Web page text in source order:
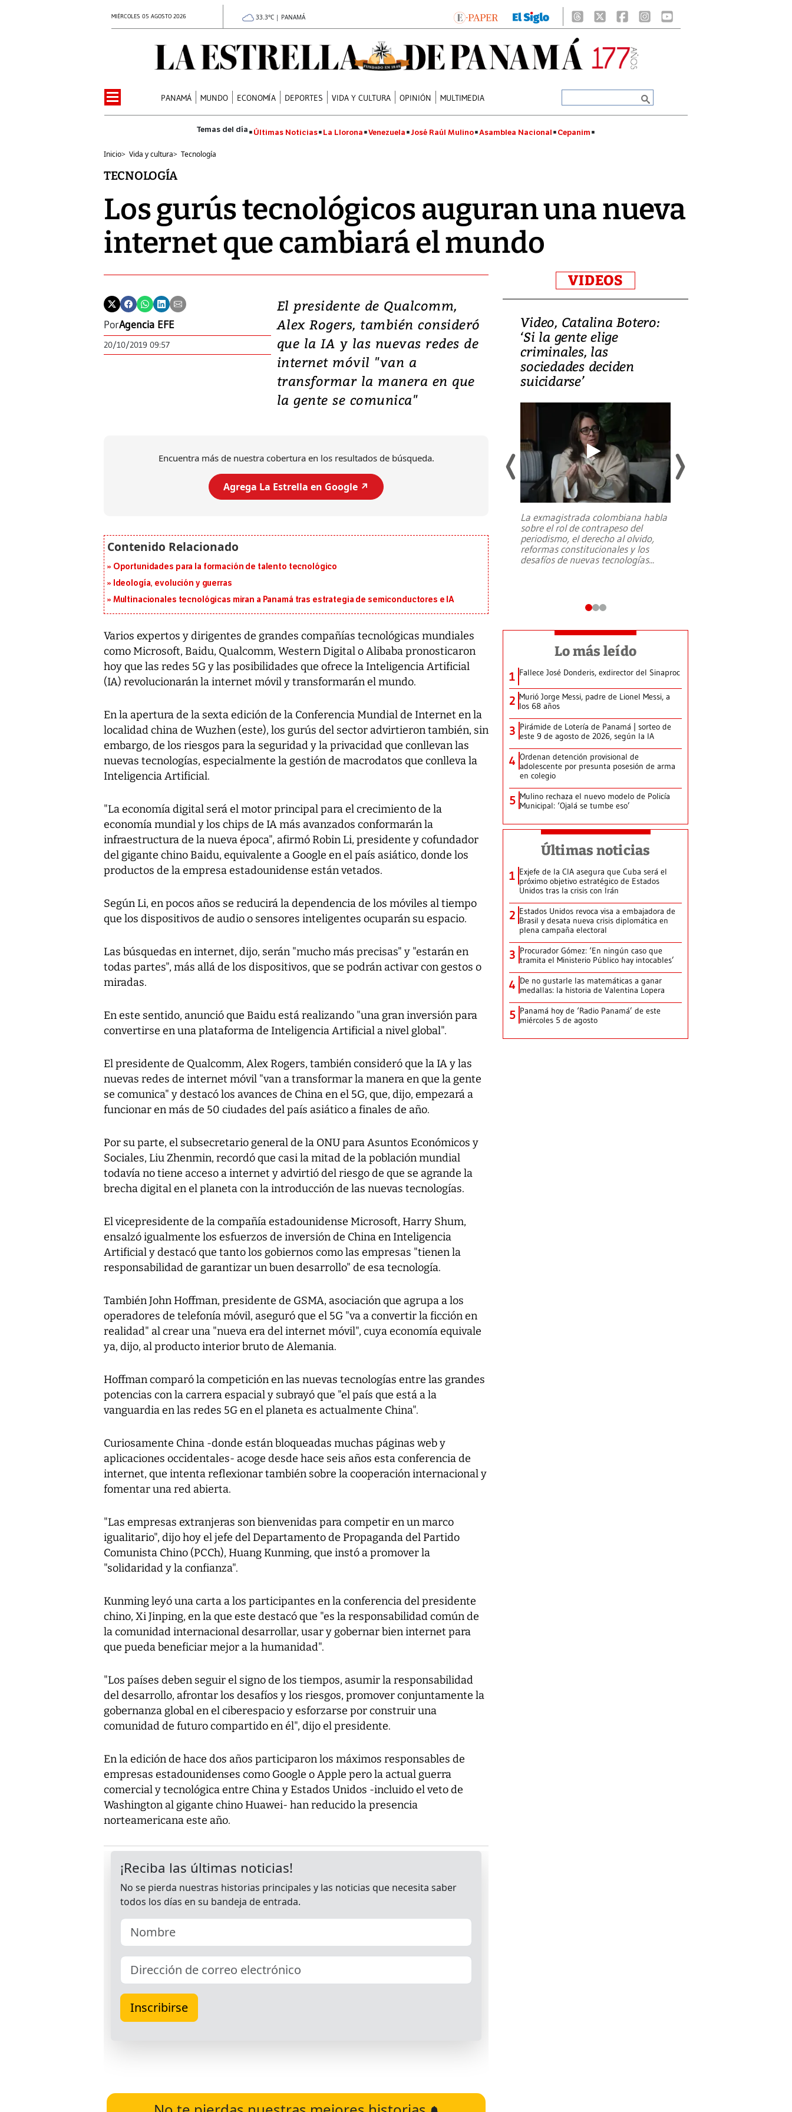
MIÉRCOLES 05 AGOSTO 2026 33.3°C | PANAMÁ
PANAMÁ MUNDO ECONOMÍA DEPORTES VIDA Y CULTURA OPINIÓN MULTIMEDIA
Últimas Noticias La Llorona Venezuela José Raúl Mulino Asamblea Nacional Cepanim
Inicio> Vida y cultura> Tecnología
TECNOLOGÍA
Los gurús tecnológicos auguran una nueva
internet que cambiará el mundo
PorAgencia EFE
20/10/2019 09:57
El presidente de Qualcomm,
Alex Rogers, también consideró
que la IA y las nuevas redes de
internet móvil "van a
transformar la manera en que
la gente se comunica"
Encuentra más de nuestra cobertura en los resultados de búsqueda.
Agrega La Estrella en Google ↗️
Oportunidades para la formación de talento tecnológico
Ideología, evolución y guerras
Multinacionales tecnológicas miran a Panamá tras estrategia de semiconductores e IA
Varios expertos y dirigentes de grandes compañías tecnológicas mundiales
como Microsoft, Baidu, Qualcomm, Western Digital o Alibaba pronosticaron
hoy que las redes 5G y las posibilidades que ofrece la Inteligencia Artificial
(IA) revolucionarán la internet móvil y transformarán el mundo.
En la apertura de la sexta edición de la Conferencia Mundial de Internet en la
localidad china de Wuzhen (este), los gurús del sector advirtieron también, sin
embargo, de los riesgos para la seguridad y la privacidad que conllevan las
nuevas tecnologías, especialmente la gestión de macrodatos que conlleva la
Inteligencia Artificial.
"La economía digital será el motor principal para el crecimiento de la
economía mundial y los chips de IA más avanzados conformarán la
infraestructura de la nueva época", afirmó Robin Li, presidente y cofundador
del gigante chino Baidu, equivalente a Google en el país asiático, donde los
productos de la empresa estadounidense están vetados.
Según Li, en pocos años se reducirá la dependencia de los móviles al tiempo
que los dispositivos de audio o sensores inteligentes ocuparán su espacio.
Las búsquedas en internet, dijo, serán "mucho más precisas" y "estarán en
todas partes", más allá de los dispositivos, que se podrán activar con gestos o
miradas.
En este sentido, anunció que Baidu está realizando "una gran inversión para
convertirse en una plataforma de Inteligencia Artificial a nivel global".
El presidente de Qualcomm, Alex Rogers, también consideró que la IA y las
nuevas redes de internet móvil "van a transformar la manera en que la gente
se comunica" y destacó los avances de China en el 5G, que, dijo, empezará a
funcionar en más de 50 ciudades del país asiático a finales de año.
Por su parte, el subsecretario general de la ONU para Asuntos Económicos y
Sociales, Liu Zhenmin, recordó que casi la mitad de la población mundial
todavía no tiene acceso a internet y advirtió del riesgo de que se agrande la
brecha digital en el planeta con la introducción de las nuevas tecnologías.
El vicepresidente de la compañía estadounidense Microsoft, Harry Shum,
ensalzó igualmente los esfuerzos de inversión de China en Inteligencia
Artificial y destacó que tanto los gobiernos como las empresas "tienen la
responsabilidad de garantizar un buen desarrollo" de esa tecnología.
También John Hoffman, presidente de GSMA, asociación que agrupa a los
operadores de telefonía móvil, aseguró que el 5G "va a convertir la ficción en
realidad" al crear una "nueva era del internet móvil", cuya economía equivale
ya, dijo, al producto interior bruto de Alemania.
Hoffman comparó la competición en las nuevas tecnologías entre las grandes
potencias con la carrera espacial y subrayó que "el país que está a la
vanguardia en las redes 5G en el planeta es actualmente China".
Curiosamente China -donde están bloqueadas muchas páginas web y
aplicaciones occidentales- acoge desde hace seis años esta conferencia de
internet, que intenta reflexionar también sobre la cooperación internacional y
fomentar una red abierta.
"Las empresas extranjeras son bienvenidas para competir en un marco
igualitario", dijo hoy el jefe del Departamento de Propaganda del Partido
Comunista Chino (PCCh), Huang Kunming, que instó a promover la
"solidaridad y la confianza".
Kunming leyó una carta a los participantes en la conferencia del presidente
chino, Xi Jinping, en la que este destacó que "es la responsabilidad común de
la comunidad internacional desarrollar, usar y gobernar bien internet para
que pueda beneficiar mejor a la humanidad".
"Los países deben seguir el signo de los tiempos, asumir la responsabilidad
del desarrollo, afrontar los desafíos y los riesgos, promover conjuntamente la
gobernanza global en el ciberespacio y esforzarse por construir una
comunidad de futuro compartido en él", dijo el presidente.
En la edición de hace dos años participaron los máximos responsables de
empresas estadounidenses como Google o Apple pero la actual guerra
comercial y tecnológica entre China y Estados Unidos -incluido el veto de
Washington al gigante chino Huawei- han reducido la presencia
norteamericana este año.
VIDEOS
Video, Japón: Terremoto
deja heridos y graves
daños en Kumamoto
Un fuerte terremoto de magnitud
7,1 se registró este martes 28 de
Video, Catalina Botero:
‘Si la gente elige
criminales, las
sociedades deciden
suicidarse’
La exmagistrada colombiana habla
sobre el rol de contrapeso del
periodismo, el derecho al olvido,
reformas constitucionales y los
desafíos de nuevas tecnologías...
Lo más leído
1 Fallece José Donderis, exdirector del Sinaproc
2 Murió Jorge Messi, padre de Lionel Messi, a
los 68 años
3 Pirámide de Lotería de Panamá | sorteo de
este 9 de agosto de 2026, según la IA
4 Ordenan detención provisional de
adolescente por presunta posesión de arma
en colegio
5 Mulino rechaza el nuevo modelo de Policía
Municipal: ‘Ojalá se tumbe eso’
Últimas noticias
1 Exjefe de la CIA asegura que Cuba será el
próximo objetivo estratégico de Estados
Unidos tras la crisis con Irán
2 Estados Unidos revoca visa a embajadora de
Brasil y desata nueva crisis diplomática en
plena campaña electoral
3 Procurador Gómez: ‘En ningún caso que
tramita el Ministerio Público hay intocables’
4 De no gustarle las matemáticas a ganar
medallas: la historia de Valentina Lopera
5 Panamá hoy de ‘Radio Panamá’ de este
miércoles 5 de agosto